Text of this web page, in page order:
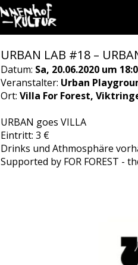
URBAN LAB #18 –
Datum: Sa, 20.06.2020 um
Veranstalter: Urban
Ort: Villa For Forest,
URBAN goes VILLA
Eintritt: 3 €
Drinks und Athmosphäre
Supported by FOR FOREST -